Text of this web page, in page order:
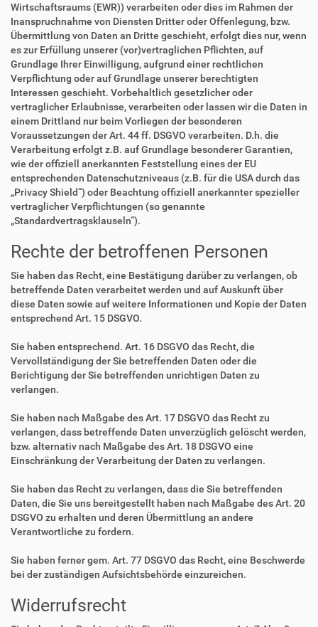
Wirtschaftsraums (EWR)) verarbeiten oder dies im Rahmen der
Inanspruchnahme von Diensten Dritter oder Offenlegung, bzw.
Übermittlung von Daten an Dritte geschieht, erfolgt dies nur, wenn
es zur Erfüllung unserer (vor)vertraglichen Pflichten, auf
Grundlage Ihrer Einwilligung, aufgrund einer rechtlichen
Verpflichtung oder auf Grundlage unserer berechtigten
Interessen geschieht. Vorbehaltlich gesetzlicher oder
vertraglicher Erlaubnisse, verarbeiten oder lassen wir die Daten in
einem Drittland nur beim Vorliegen der besonderen
Voraussetzungen der Art. 44 ff. DSGVO verarbeiten. D.h. die
Verarbeitung erfolgt z.B. auf Grundlage besonderer Garantien,
wie der offiziell anerkannten Feststellung eines der EU
entsprechenden Datenschutzniveaus (z.B. für die USA durch das
„Privacy Shield“) oder Beachtung offiziell anerkannter spezieller
vertraglicher Verpflichtungen (so genannte
„Standardvertragsklauseln“).
Rechte der betroffenen Personen
Sie haben das Recht, eine Bestätigung darüber zu verlangen, ob
betreffende Daten verarbeitet werden und auf Auskunft über
diese Daten sowie auf weitere Informationen und Kopie der Daten
entsprechend Art. 15 DSGVO.
Sie haben entsprechend. Art. 16 DSGVO das Recht, die
Vervollständigung der Sie betreffenden Daten oder die
Berichtigung der Sie betreffenden unrichtigen Daten zu
verlangen.
Sie haben nach Maßgabe des Art. 17 DSGVO das Recht zu
verlangen, dass betreffende Daten unverzüglich gelöscht werden,
bzw. alternativ nach Maßgabe des Art. 18 DSGVO eine
Einschränkung der Verarbeitung der Daten zu verlangen.
Sie haben das Recht zu verlangen, dass die Sie betreffenden
Daten, die Sie uns bereitgestellt haben nach Maßgabe des Art. 20
DSGVO zu erhalten und deren Übermittlung an andere
Verantwortliche zu fordern.
Sie haben ferner gem. Art. 77 DSGVO das Recht, eine Beschwerde
bei der zuständigen Aufsichtsbehörde einzureichen.
Widerrufsrecht